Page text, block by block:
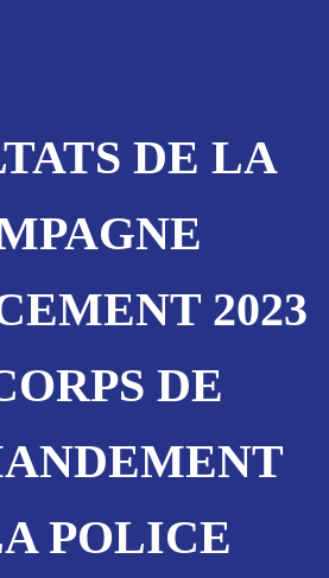
DE LA
2023
DE
POLICE